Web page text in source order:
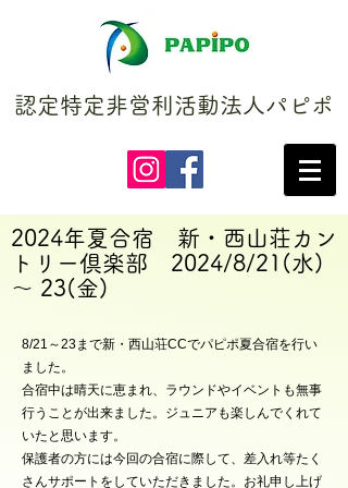
認定特定非営利活動法人パピポ
2024年夏合宿 新・西山荘カン
トリー倶楽部 2024/8/21(水)
～ 23(金)
8/21～23まで新・西山荘CCでパピポ夏合宿を行い
ました。
合宿中は晴天に恵まれ、ラウンドやイベントも無事
行うことが出来ました。ジュニアも楽しんでくれて
いたと思います。
保護者の方には今回の合宿に際して、差入れ等たく
さんサポートをしていただきました。お礼申し上げ